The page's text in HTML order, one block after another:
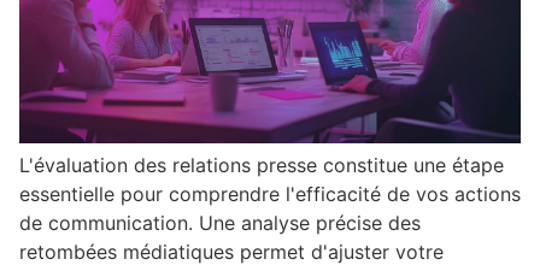
L'évaluation des relations presse constitue une étape
essentielle pour comprendre l'efficacité de vos actions
de communication. Une analyse précise des
retombées médiatiques permet d'ajuster votre